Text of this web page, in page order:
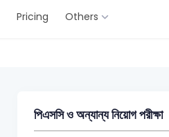
Pricing Others
পিএসসি ও অন্যান্য নিয়োগ পরীক্ষা